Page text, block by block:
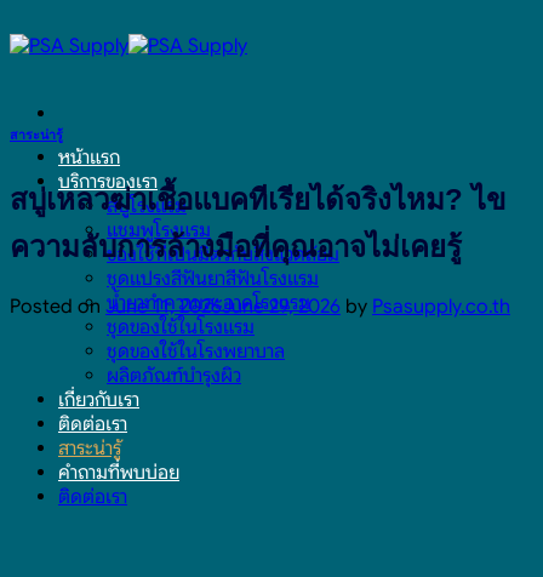
to
หน้าแรก
บริการของเรา
สบู่โรงแรม
แชมพูโรงแรม
ของใช้ที่เป็นมิตรกับสิ่งแวดล้อม
ชุดแปรงสีฟันยาสีฟันโรงแรม
น้ำยาทำความสะอาดโรงแรม
ชุดของใช้ในโรงแรม
ชุดของใช้ในโรงพยาบาล
ผลิตภัณฑ์บำรุงผิว
เกี่ยวกับเรา
ติดต่อเรา
สาระน่ารู้
คำถามที่พบบ่อย
ติดต่อเรา
สาระน่ารู้
สบู่เหลวฆ่าเชื้อแบคทีเรียได้จริงไหม? ไข
ความลับการล้างมือที่คุณอาจไม่เคยรู้
Posted on June 11, 2026June 29, 2026 by Psasupply.co.th